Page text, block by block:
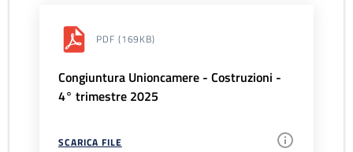
PDF (169KB)
Congiuntura Unioncamere - Costruzioni -
4° trimestre 2025
SCARICA FILE